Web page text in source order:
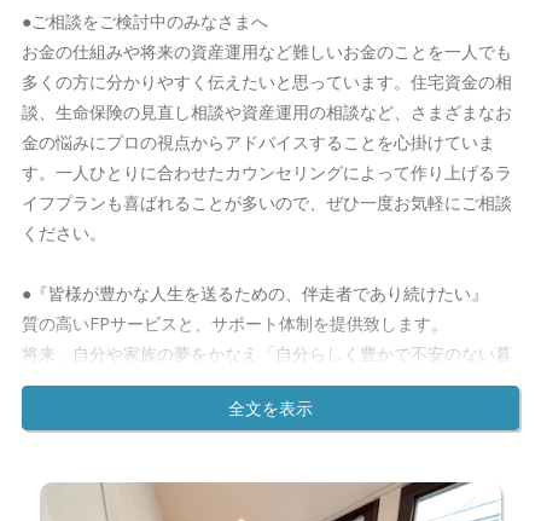
●ご相談をご検討中のみなさまへ
お金の仕組みや将来の資産運用など難しいお金のことを一人でも
多くの方に分かりやすく伝えたいと思っています。住宅資金の相
談、生命保険の見直し相談や資産運用の相談など、さまざまなお
金の悩みにプロの視点からアドバイスすることを心掛けていま
す。一人ひとりに合わせたカウンセリングによって作り上げるラ
イフプランも喜ばれることが多いので、ぜひ一度お気軽にご相談
ください。
●『皆様が豊かな人生を送るための、伴走者であり続けたい』
質の高いFPサービスと、サポート体制を提供致します。
将来、自分や家族の夢をかなえ「自分らしく豊かで不安のない暮
らし」を実現するためには「お金」は切っても切り離せない存在
する様々な疑問や不安をお客様側に寄り添い支え続けながら解決